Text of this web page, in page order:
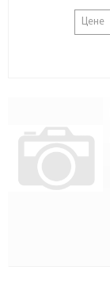
Цене